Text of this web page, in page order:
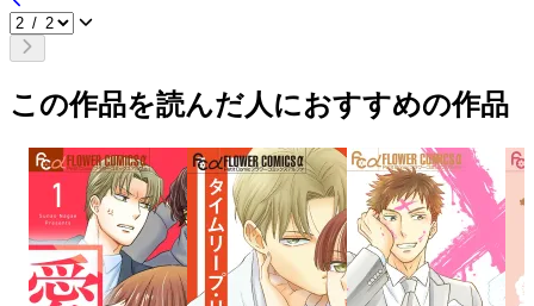
この作品を読んだ人におすすめの作品